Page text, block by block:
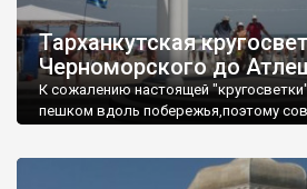
Тарханкутская
Черноморского до
К сожалению настоящей
пешком вдоль побережья,поэтому